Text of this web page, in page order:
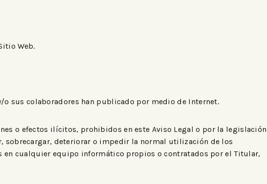
Web.
sus colaboradores han publicado por medio de Internet.
o efectos ilícitos, prohibidos en este Aviso Legal o por la legislación
sobrecargar, deteriorar o impedir la normal utilización de los
cualquier equipo informático propios o contratados por el Titular,